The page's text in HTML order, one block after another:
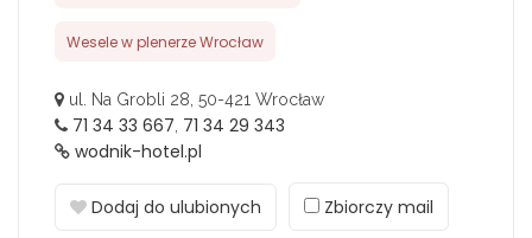
Wesele w plenerze Wrocław
ul. Na Grobli 28, 50-421 Wrocław
71 34 33 667 71 34 29 343
wodnik-hotel.pl
Dodaj do ulubionych Zbiorczy mail